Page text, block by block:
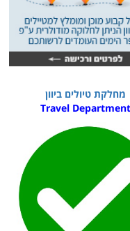
מחלקת טיולים ביוון
Travel Department